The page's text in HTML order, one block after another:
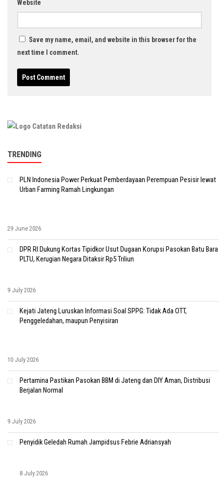
Website
Save my name, email, and website in this browser for the
next time I comment.
TRENDING
PLN Indonesia Power Perkuat Pemberdayaan Perempuan Pesisir lewat
Urban Farming Ramah Lingkungan
29 June 2026
DPR RI Dukung Kortas Tipidkor Usut Dugaan Korupsi Pasokan Batu Bara
PLTU, Kerugian Negara Ditaksir Rp5 Triliun
9 July 2026
Kejati Jateng Luruskan Informasi Soal SPPG: Tidak Ada OTT,
Penggeledahan, maupun Penyisiran
10 July 2026
Pertamina Pastikan Pasokan BBM di Jateng dan DIY Aman, Distribusi
Berjalan Normal
9 July 2026
Penyidik Geledah Rumah Jampidsus Febrie Adriansyah
8 July 2026